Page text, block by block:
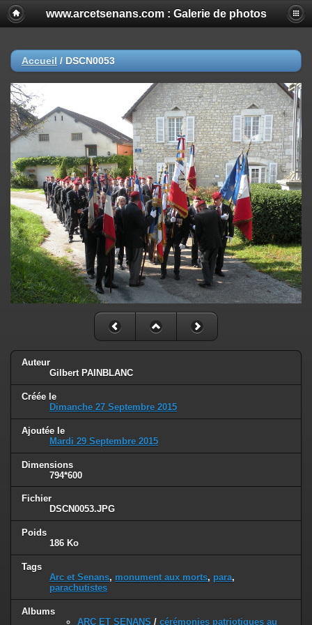
www.arcetsenans.com : Galerie de photos
Accueil / DSCN0053
Auteur
Gilbert PAINBLANC
Créée le
Dimanche 27 Septembre 2015
Ajoutée le
Mardi 29 Septembre 2015
Dimensions
794*600
Fichier
DSCN0053.JPG
Poids
186 Ko
Tags
Arc et Senans, monument aux morts, para,
parachutistes
Albums
ARC ET SENANS / cérémonies patriotiques au